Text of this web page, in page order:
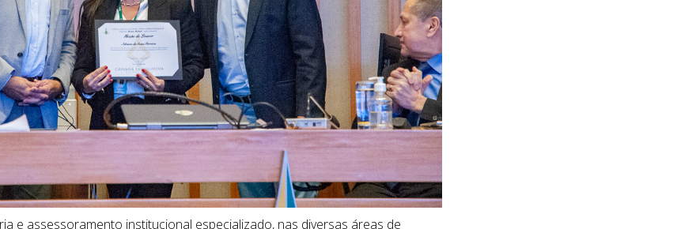
e assessoramento institucional especializado, nas diversas áreas de